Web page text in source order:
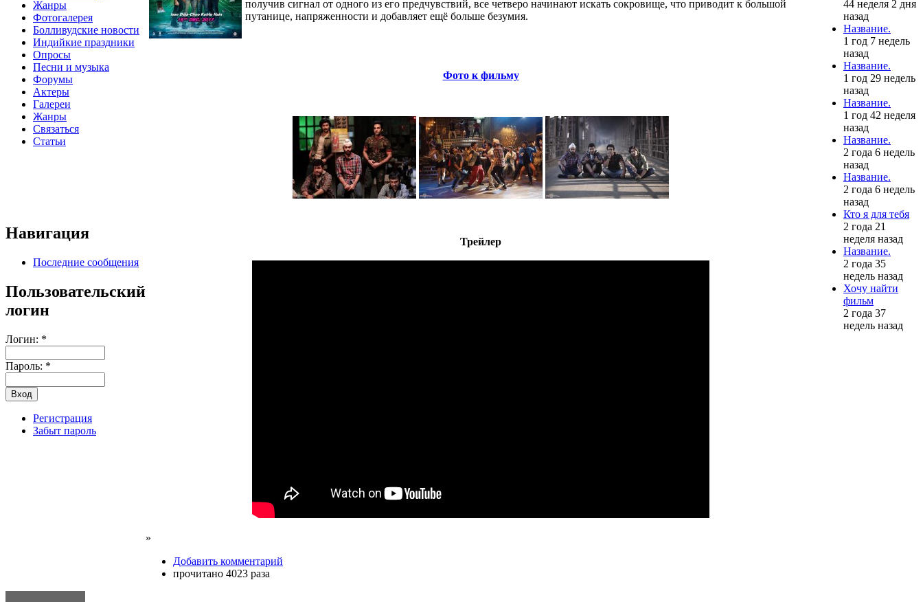
Жанры
Фотогалерея
Болливудские новости
Индийкие праздники
Опросы
Песни и музыка
Форумы
Актеры
Галереи
Жанры
Связаться
Статьи
Навигация
Последние сообщения
Пользовательский
логин
Логин: *
Пароль: *
Регистрация
Забыт пароль
получив сигнал от одного из его предчувствий, все четверо начинают искать сокровище, что приводит к большой
путанице, напряженности и добавляет ещё больше безумия.
Фото к фильму
Трейлер
»
Добавить комментарий
прочитано 4023 раза
44 неделя 2 дня
назад
Название.
1 год 7 недель
назад
Название.
1 год 29 недель
назад
Название.
1 год 42 неделя
назад
Название.
2 года 6 недель
назад
Название.
2 года 6 недель
назад
Кто я для тебя
2 года 21
неделя назад
Название.
2 года 35
недель назад
Хочу найти
фильм
2 года 37
недель назад